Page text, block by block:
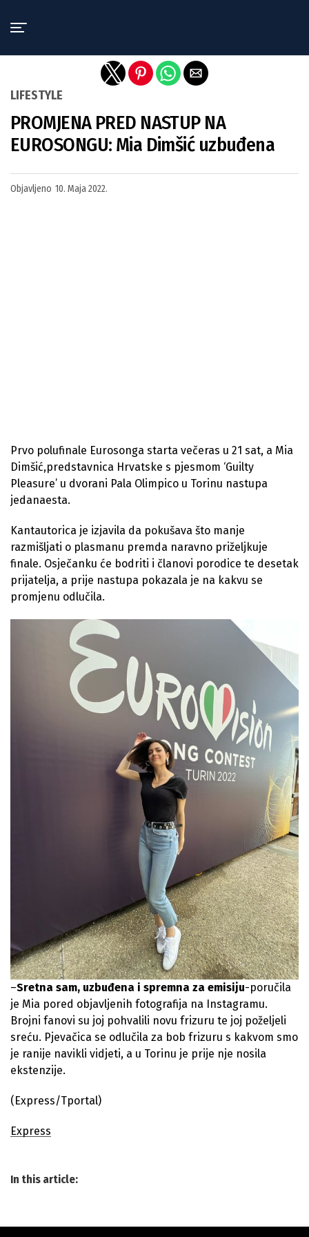
LIFESTYLE
PROMJENA PRED NASTUP NA
EUROSONGU: Mia Dimšić uzbuđena
Objavljeno 10. Maja 2022.
Prvo polufinale Eurosonga starta večeras u 21 sat, a Mia
Dimšić,predstavnica Hrvatske s pjesmom ‘Guilty
Pleasure’ u dvorani Pala Olimpico u Torinu nastupa
jedanaesta.
Kantautorica je izjavila da pokušava što manje
razmišljati o plasmanu premda naravno priželjkuje
finale. Osječanku će bodriti i članovi porodice te desetak
prijatelja, a prije nastupa pokazala je na kakvu se
promjenu odlučila.
–Sretna sam, uzbuđena i spremna za emisiju-poručila
je Mia pored objavljenih fotografija na Instagramu.
Brojni fanovi su joj pohvalili novu frizuru te joj poželjeli
sreću. Pjevačica se odlučila za bob frizuru s kakvom smo
je ranije navikli vidjeti, a u Torinu je prije nje nosila
ekstenzije.
(Express/Tportal)
Express
In this article: